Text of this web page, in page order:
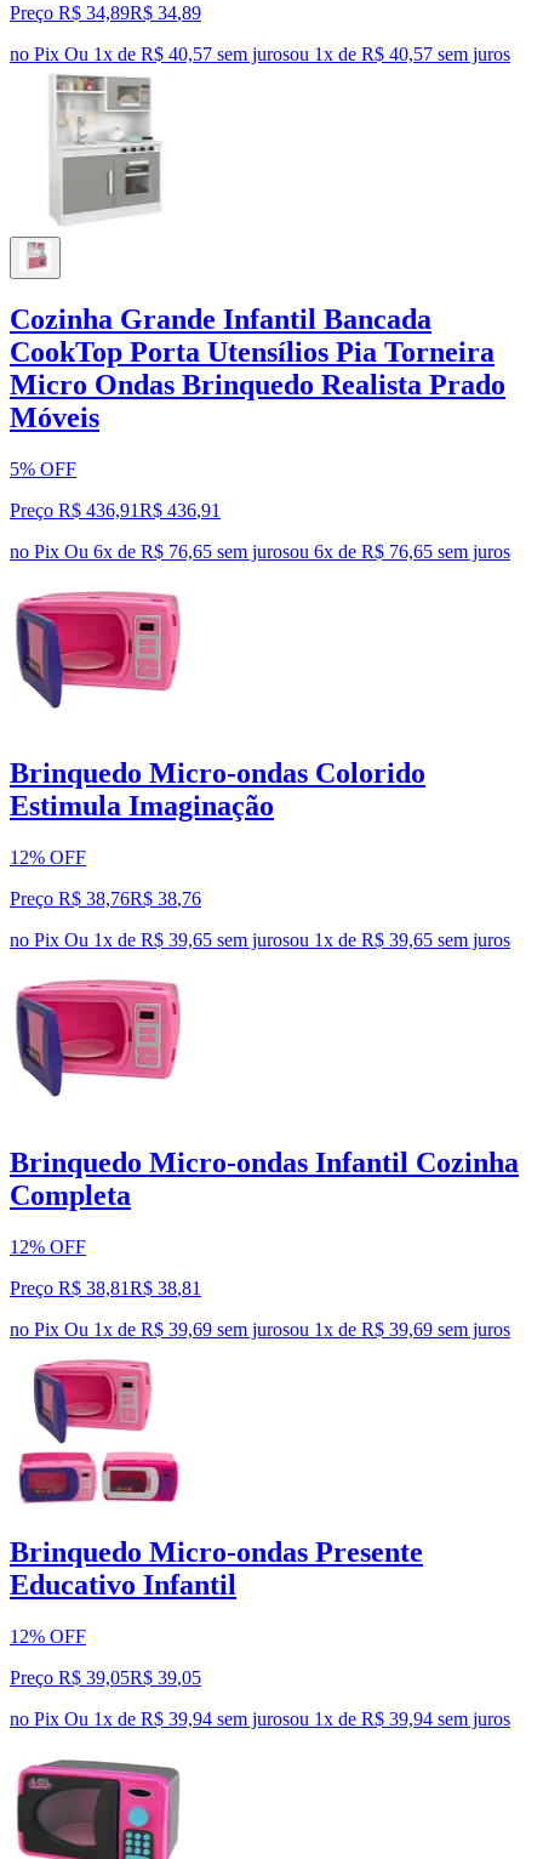
Preço R$ 34,89R$ 34,89
no Pix Ou 1x de R$ 40,57 sem jurosou 1x de R$ 40,57 sem juros
Cozinha Grande Infantil Bancada
CookTop Porta Utensílios Pia Torneira
Micro Ondas Brinquedo Realista Prado
Móveis
5% OFF
Preço R$ 436,91R$ 436,91
no Pix Ou 6x de R$ 76,65 sem jurosou 6x de R$ 76,65 sem juros
Brinquedo Micro-ondas Colorido
Estimula Imaginação
12% OFF
Preço R$ 38,76R$ 38,76
no Pix Ou 1x de R$ 39,65 sem jurosou 1x de R$ 39,65 sem juros
Brinquedo Micro-ondas Infantil Cozinha
Completa
12% OFF
Preço R$ 38,81R$ 38,81
no Pix Ou 1x de R$ 39,69 sem jurosou 1x de R$ 39,69 sem juros
Brinquedo Micro-ondas Presente
Educativo Infantil
12% OFF
Preço R$ 39,05R$ 39,05
no Pix Ou 1x de R$ 39,94 sem jurosou 1x de R$ 39,94 sem juros